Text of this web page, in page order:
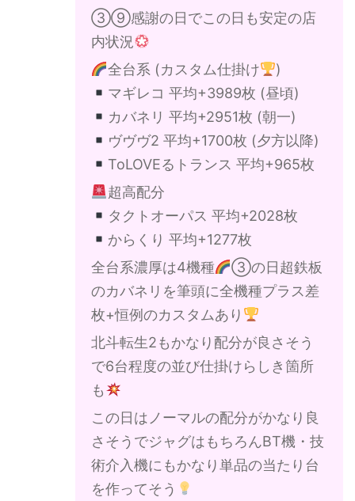
③⑨感謝の日でこの日も安定の店
内状況
全台系 (カスタム仕掛け
)
マギレコ 平均+3989枚 (昼頃)
カバネリ 平均+2951枚 (朝一)
ヴヴヴ2 平均+1700枚 (夕方以降)
ToLOVEるトランス 平均+965枚
超高配分
タクトオーパス 平均+2028枚
からくり 平均+1277枚
全台系濃厚は4機種
③の日超鉄板
のカバネリを筆頭に全機種プラス差
枚+恒例のカスタムあり
北斗転生2もかなり配分が良さそう
で6台程度の並び仕掛けらしき箇所
も
この日はノーマルの配分がかなり良
さそうでジャグはもちろんBT機・技
術介入機にもかなり単品の当たり台
を作ってそう